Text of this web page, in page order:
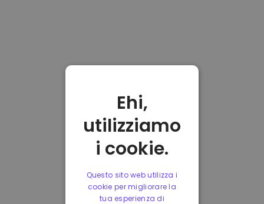
Ehi,
utilizziamo
i cookie.
Questo sito web utilizza i
cookie per migliorare la
tua esperienza di